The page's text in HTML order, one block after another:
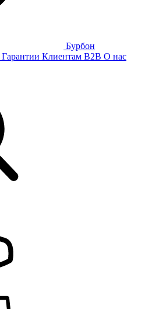
Бурбон
Гарантии Клиентам B2B О нас